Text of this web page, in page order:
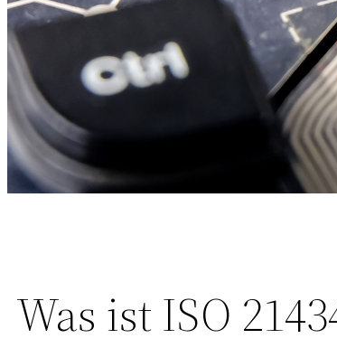
Was ist ISO